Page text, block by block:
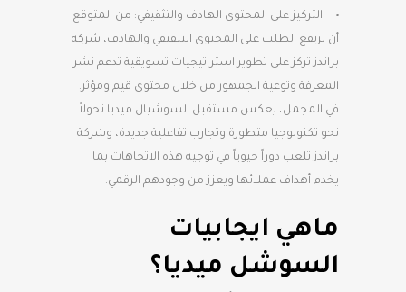
التركيز على المحتوى الهادف والتثقيفي: من المتوقع
أن يرتفع الطلب على المحتوى التثقيفي والهادف، شركة
براندز تركز على تطوير استراتيجيات تسويقية تدعم نشر
المعرفة وتوعية الجمهور من خلال محتوى قيم ومؤثر.
في المجمل، يعكس مستقبل السوشيال ميديا تحولاً
نحو تكنولوجيا متطورة وتجارب تفاعلية جديدة، وشركة
براندز تلعب دوراً حيوياً في توجيه هذه الاتجاهات بما
يخدم أهداف عملائها ويعزز من وجودهم الرقمي.
ماهي ايجابيات
السوشل ميديا؟